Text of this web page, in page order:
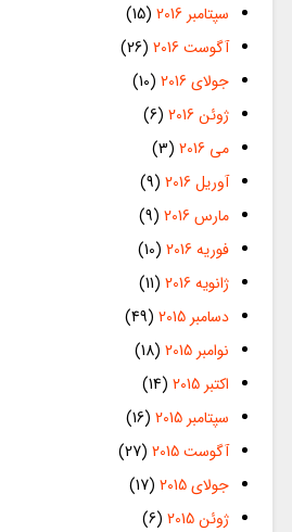
سپتامبر 2016
(15)
آگوست 2016
(26)
جولای 2016
(10)
ژوئن 2016
(6)
می 2016
(3)
آوریل 2016
(9)
مارس 2016
(9)
فوریه 2016
(10)
ژانویه 2016
(11)
دسامبر 2015
(49)
نوامبر 2015
(18)
اکتبر 2015
(14)
سپتامبر 2015
(16)
آگوست 2015
(27)
جولای 2015
(17)
ژوئن 2015
(6)